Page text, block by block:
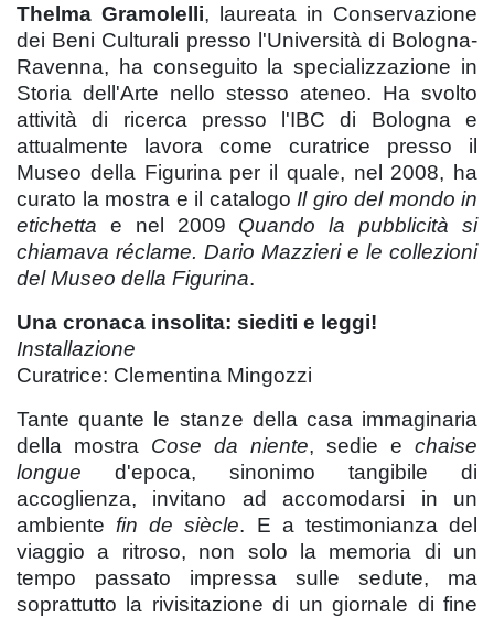
Thelma Gramolelli, laureata in Conservazione
dei Beni Culturali presso l'Università di Bologna-
Ravenna, ha conseguito la specializzazione in
Storia dell'Arte nello stesso ateneo. Ha svolto
attività di ricerca presso l'IBC di Bologna e
attualmente lavora come curatrice presso il
Museo della Figurina per il quale, nel 2008, ha
curato la mostra e il catalogo Il giro del mondo in
etichetta e nel 2009 Quando la pubblicità si
chiamava réclame. Dario Mazzieri e le collezioni
del Museo della Figurina.
Una cronaca insolita: siediti e leggi!
Installazione
Curatrice: Clementina Mingozzi
Tante quante le stanze della casa immaginaria
della mostra Cose da niente, sedie e chaise
longue d'epoca, sinonimo tangibile di
accoglienza, invitano ad accomodarsi in un
ambiente fin de siècle. E a testimonianza del
viaggio a ritroso, non solo la memoria di un
tempo passato impressa sulle sedute, ma
soprattutto la rivisitazione di un giornale di fine